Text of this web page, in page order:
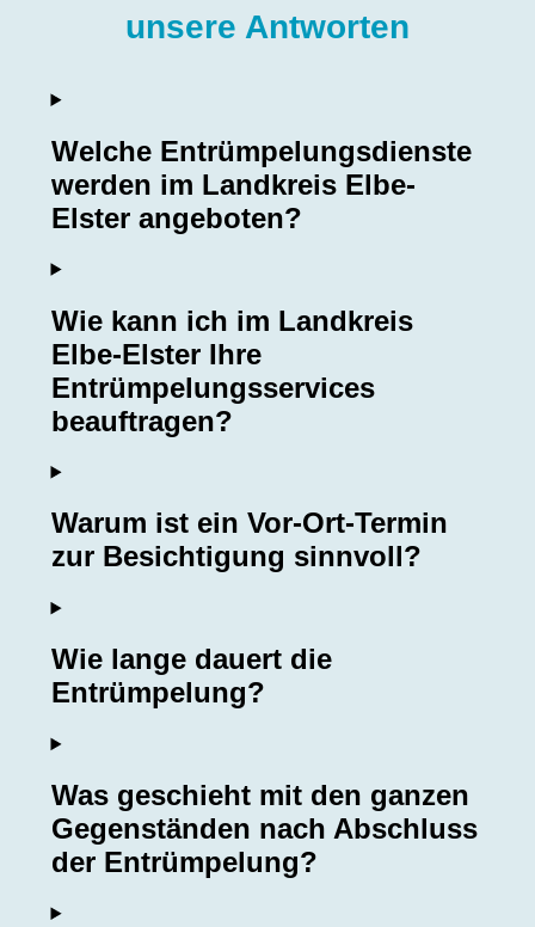
unsere Antworten
Welche Entrümpelungsdienste
werden im Landkreis Elbe-
Elster angeboten?
Wie kann ich im Landkreis
Elbe-Elster Ihre
Entrümpelungsservices
beauftragen?
Warum ist ein Vor-Ort-Termin
zur Besichtigung sinnvoll?
Wie lange dauert die
Entrümpelung?
Was geschieht mit den ganzen
Gegenständen nach Abschluss
der Entrümpelung?